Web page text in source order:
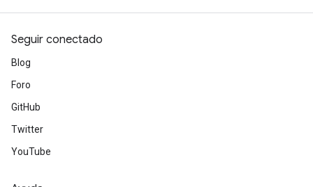
Seguir conectado
Blog
Foro
GitHub
Twitter
YouTube